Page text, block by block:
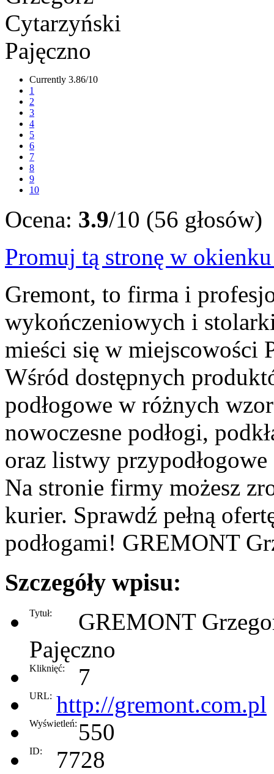
Currently 3.86/10
1
2
3
4
5
6
7
8
9
10
Ocena: 3.9/10 (56 głosów)
Promuj tą stronę w
Gremont, to firma i
wykończeniowych i
mieści się w miejscowości
Wśród dostępnych
podłogowe w różnych
nowoczesne podłogi,
oraz listwy
Na stronie firmy możesz
kurier. Sprawdź pełną
podłogami! GREMONT
Szczegóły wpisu:
Tytuł:
GREMONT
Pajęczno
Kliknięć: 7
URL: http://gremont.com.pl
Wyświetleń: 550
ID: 7728